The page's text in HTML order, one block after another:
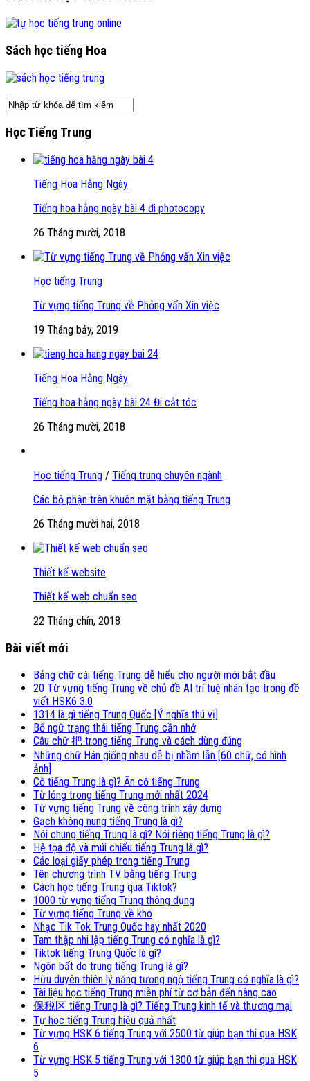
Sách học tiếng Hoa
Học Tiếng Trung
Tiếng Hoa Hằng Ngày
Tiếng hoa hằng ngày bài 4 đi photocopy
26 Tháng mười, 2018
Học tiếng Trung
Từ vựng tiếng Trung về Phỏng vấn Xin việc
19 Tháng bảy, 2019
Tiếng Hoa Hằng Ngày
Tiếng hoa hằng ngày bài 24 Đi cắt tóc
26 Tháng mười, 2018
Học tiếng Trung / Tiếng trung chuyên ngành
Các bộ phận trên khuôn mặt bằng tiếng Trung
26 Tháng mười hai, 2018
Thiết kế website
Thiết kế web chuẩn seo
22 Tháng chín, 2018
Bài viết mới
Bảng chữ cái tiếng Trung dễ hiểu cho người mới bắt đầu
20 Từ vựng tiếng Trung về chủ đề AI trí tuệ nhân tạo trong đề
viết HSK6 3.0
1314 là gì tiếng Trung Quốc [Ý nghĩa thú vị]
Bổ ngữ trạng thái tiếng Trung cần nhớ
Câu chữ 把 trong tiếng Trung và cách dùng đúng
Những chữ Hán giống nhau dễ bị nhầm lẫn [60 chữ, có hình
ảnh]
Cỗ tiếng Trung là gì? Ăn cỗ tiếng Trung
Từ lóng trong tiếng Trung mới nhất 2024
Từ vựng tiếng Trung về công trình xây dựng
Gạch không nung tiếng Trung là gì?
Nói chung tiếng Trung là gì? Nói riêng tiếng Trung là gì?
Hệ tọa độ và múi chiếu tiếng Trung là gì?
Các loại giấy phép trong tiếng Trung
Tên chương trình TV bằng tiếng Trung
Cách học tiếng Trung qua Tiktok?
1000 từ vựng tiếng Trung thông dụng
Từ vựng tiếng Trung về kho
Nhạc Tik Tok Trung Quốc hay nhất 2020
Tam thập nhi lập tiếng Trung có nghĩa là gì?
Tiktok tiếng Trung Quốc là gì?
Ngôn bất do trung tiếng Trung là gì?
Hữu duyên thiên lý năng tương ngộ tiếng Trung có nghĩa là gì?
Tài liệu học tiếng Trung miễn phí từ cơ bản đến nâng cao
保税区 tiếng Trung là gì? Tiếng Trung kinh tế và thương mại
Tự học tiếng Trung hiệu quả nhất
Từ vựng HSK 6 tiếng Trung với 2500 từ giúp bạn thi qua HSK
6
Từ vựng HSK 5 tiếng Trung với 1300 từ giúp bạn thi qua HSK
5